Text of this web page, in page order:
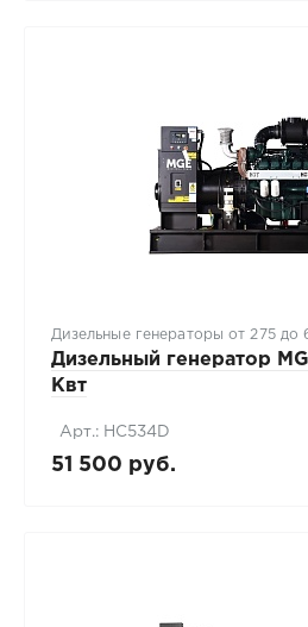
Дизельные генераторы от 275 до
Дизельный генератор
Квт
Арт.: HC534D
51 500 руб.